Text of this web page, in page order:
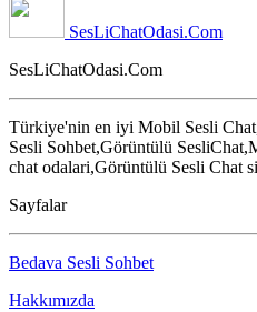
SesLiChatOdasi.Com
SesLiChatOdasi.Com
Türkiye'nin en iyi Mobil Sesli
Sesli Sohbet,Görüntülü
chat odalari,Görüntülü Sesli Chat
Sayfalar
Bedava Sesli Sohbet
Hakkımızda